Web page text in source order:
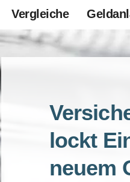
Vergleiche
lockt
neuem